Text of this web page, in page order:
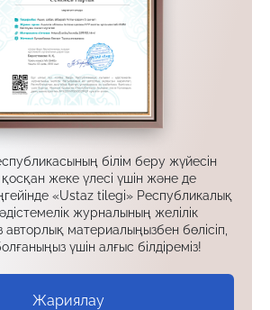
білім беру жүйесін
жеке үлесі үшін және де
«Ustaz tilegi» Республикалық
журналының желілік
материалыңызбен бөлісіп,
үшін алғыс білдіреміз!
Жариялау